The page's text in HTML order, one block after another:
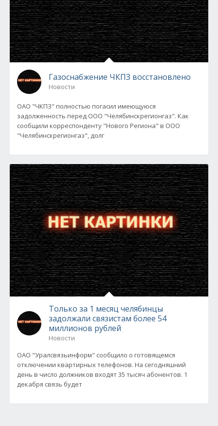
Газоснабжение ЧКПЗ восстановлено
Новости
ОАО "ЧКПЗ" полностью погасил имеющуюся
задолженность перед ООО "Челябинскрегионгаз". Как
сообщили корреспонденту "Нового Региона" в ООО
"Челябинскрегионгаз", долг
Только за 1 месяц челябинцы
задолжали связистам более 54
миллионов рублей
Новости
ОАО "Уралсвязьинформ" сообщило о готовящемся
отключении квартирных телефонов. На сегодняшний
день в число должников входят 35 тысяч абонентов. 1
декабря связь будет